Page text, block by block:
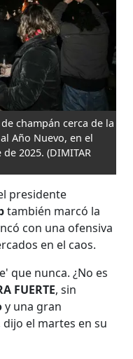
champán cerca de la
Año Nuevo, en el
2025. (DIMITAR
presidente
también marcó la
con una ofensiva
en el caos.
que nunca. ¿No es
FUERTE, sin
y una gran
dijo el martes en su